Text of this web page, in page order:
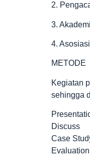
2.
3.
4.
METODE
Kegiatan
sehingga
Discuss
Case
Evaluation